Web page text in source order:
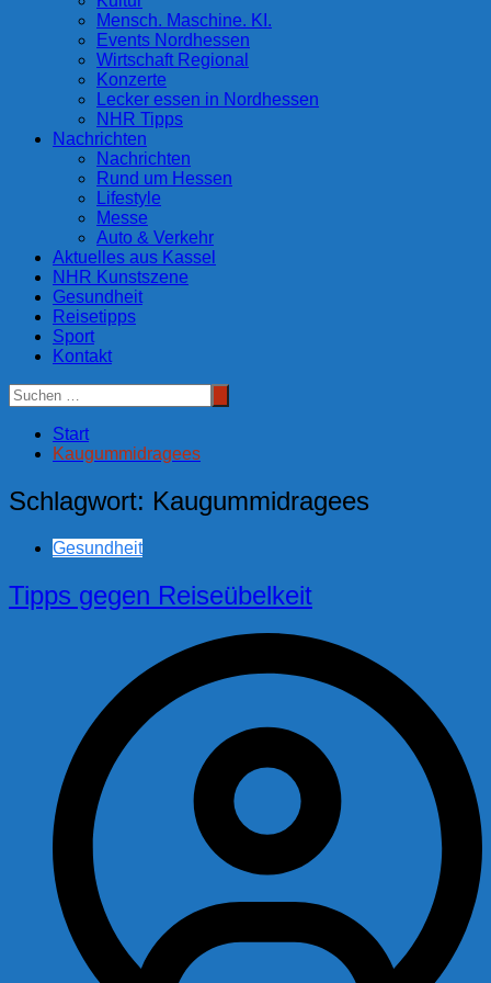
Mensch. Maschine. KI.
Events Nordhessen
Wirtschaft Regional
Konzerte
Lecker essen in Nordhessen
NHR Tipps
Nachrichten
Nachrichten
Rund um Hessen
Lifestyle
Messe
Auto & Verkehr
Aktuelles aus Kassel
NHR Kunstszene
Gesundheit
Reisetipps
Sport
Kontakt
Start
Kaugummidragees
Schlagwort: Kaugummidragees
Gesundheit
Tipps gegen Reiseübelkeit